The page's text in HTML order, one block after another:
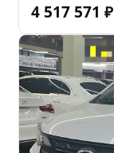
4 517 571 ₽